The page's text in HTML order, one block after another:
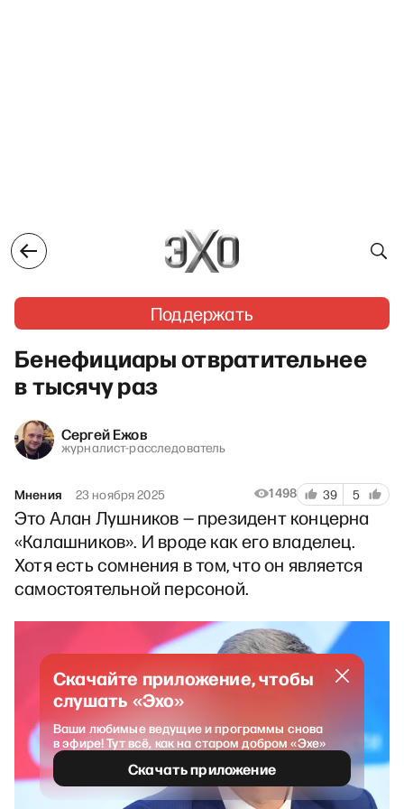
Поддержать
Бенефициары отвратительнее
в тысячу раз
Сергей Ежов
журналист-расследователь
Мнения 23 ноября 2025 1498 39 5
Это Алан Лушников — президент концерна
«Калашников». И вроде как его владелец.
Хотя есть сомнения в том, что он является
самостоятельной персоной.
Скачайте приложение, чтобы
слушать «Эхо»
Ваши любимые ведущие и программы снова
в эфире! Тут всё, как на старом добром «Эхе»
Скачать приложение